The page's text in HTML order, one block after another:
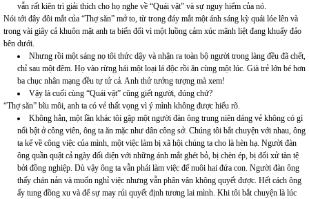
vẫn rất kiên trì giải thích cho họ nghe về “Quái vật” và sự nguy hiểm của nó.
Nói tới đây đôi mắt của “Thợ săn” mở to, từ trong đáy mắt một ánh sáng kỳ quái lóe lên và
trong vài giây cả khuôn mặt anh ta biến đổi vì một luồng cảm xúc mãnh liệt đang khuấy đảo
bên dưới.
Nhưng rồi một sáng nọ tôi thức dậy và nhận ra toàn bộ người trong làng đều đã chết,
chỉ sau một đêm. Họ vào rừng hái một loại lá độc rồi ăn cùng một lúc. Già trẻ lớn bé hơn
ba chục nhân mạng đều tự tử cả. Anh thử tưởng tượng mà xem!
Vậy là cuối cùng “Quái vật” cũng giết người, đúng chứ?
“Thợ săn” bĩu môi, anh ta có vẻ thất vọng vì ý mình không được hiểu rõ.
Không hẳn, một lần khác tôi gặp một người đàn ông trung niên dáng vẻ không có gì
nổi bật ở công viên, ông ta ăn mặc như dân công sở. Chúng tôi bắt chuyện với nhau, ông
ta kể về công việc của mình, một việc làm bị xã hội chúng ta cho là hèn hạ. Người đàn
ông quần quật cả ngày đối diện với những ánh mắt ghét bỏ, bị chèn ép, bị đối xử tàn tệ
bởi đồng nghiệp. Dù vậy ông ta vẫn phải làm việc để nuôi hai đứa con. Người đàn ông
thấy chán nản và muốn nghỉ việc nhưng vẫn phân vân không quyết được. Hết cách ông
ấy tung đồng xu và để sự may rủi quyết định tương lai mình. Khi tôi bắt chuyện là lúc